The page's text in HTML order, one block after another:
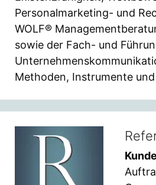
Personalmarketing- und
WOLF®
sowie der Fach- und
Methoden, Instrumente